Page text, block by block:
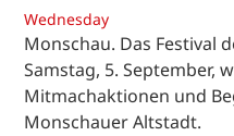
Wednesday
Monschau. Das Festival
Samstag, 5. September,
Mitmachaktionen und
Monschauer Altstadt.